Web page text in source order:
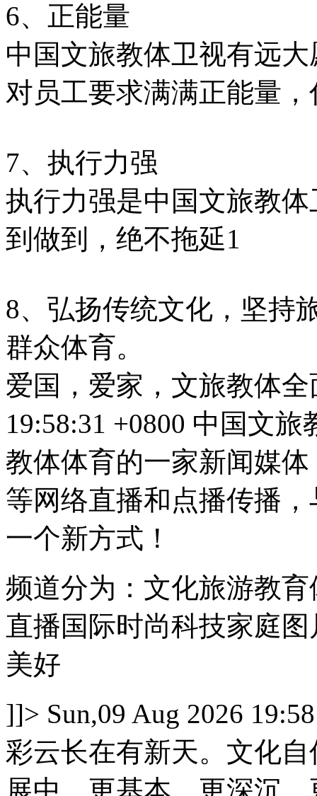
6、正能量
中国文旅教体卫视有远大
对员工要求满满正能量
7、执行力强
执行力强是中国文旅教体
到做到，绝不拖延1
8、弘扬传统文化，坚持
群众体育。
爱国，爱家，文旅教体
19:58:31 +0800 中国文旅
教体体育的一家新闻媒
等网络直播和点播传播
一个新方式！
频道分为：文化旅游教
直播国际时尚科技家庭
美好
]]> Sun,09 Aug 2026
彩云长在有新天。文化